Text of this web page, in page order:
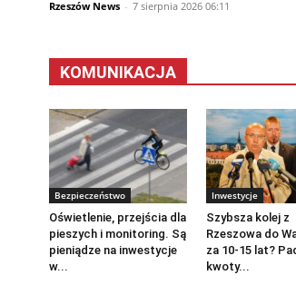
Rzeszów News - 7 sierpnia 2026 06:11
KOMUNIKACJA
Bezpieczeństwo
Oświetlenie, przejścia dla
pieszych i monitoring. Są
pieniądze na inwestycje
w...
Inwestycje
Szybsza kolej z
Rzeszowa do
za 10-15 lat?
kwoty...